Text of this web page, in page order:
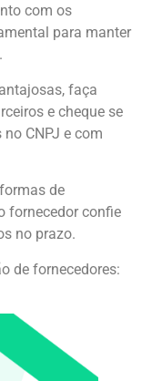
com os
para manter
faça
e cheque se
CNPJ e com
de
fornecedor confie
no prazo.
de fornecedores: